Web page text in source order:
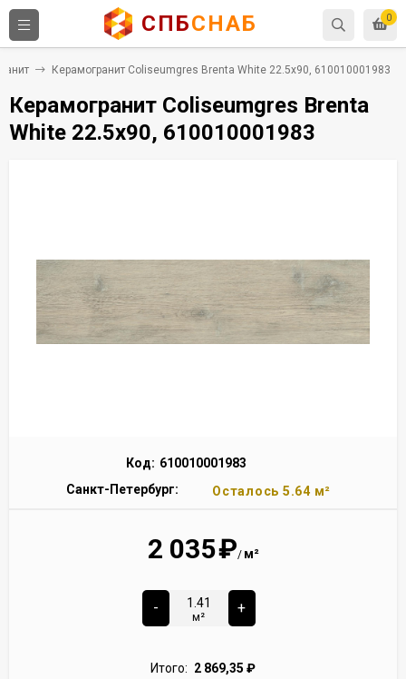
0
СПБСНАБ
Керамогранит Coliseumgres Brenta White 22.5x90, 610010001983
Керамогранит Coliseumgres Brenta
White 22.5x90, 610010001983
Код: 610010001983
Санкт-Петербург:
Осталось 5.64 м²
2 035₽/ м²
-
м²
+
Итого: 2 869,35 ₽